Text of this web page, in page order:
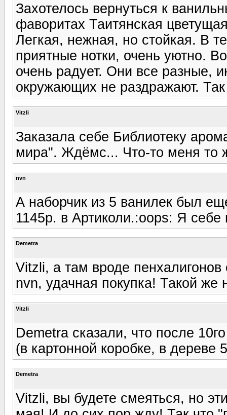
Захотелось вернуться к
фаворитах Таитянская
Легкая, нежная, но стойкая. В
приятные нотки, очень уютно.
очень радует. Они все разные,
окружающих не раздражают.
Vitzli
Заказала себе Библиотеку
мира". Ждёмс... Что-то меня то
nvn
А наборчик из 5 ванилек был
1145р. в Артиколи.:oops: Я себе
Demetra
Vitzli, а там вроде
nvn, удачная покупка! Такой же
Vitzli
Demetra сказали, что после
(в картонной коробке, в дереве
Demetra
Vitzli, вы будете смеяться, но